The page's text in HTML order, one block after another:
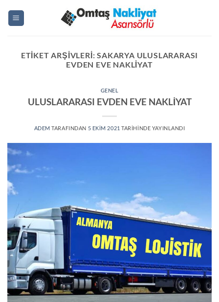
ETIKET ARŞIVLERI:SAKARYA ULUSLARARASI
EVDEN EVE NAKLIYAT
GENEL
ULUSLARARASI EVDEN EVE NAKLİYAT
ADEM TARAFINDAN 5 EKIM 2021 TARIHINDE YAYINLANDI